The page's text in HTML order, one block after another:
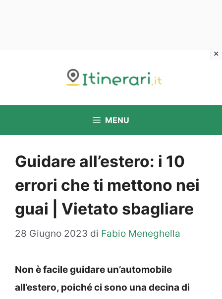
MENU
Guidare all’estero: i 10
errori che ti mettono nei
guai | Vietato sbagliare
28 Giugno 2023 di Fabio Meneghella
Non è facile guidare un’automobile
all’estero, poiché ci sono una decina di